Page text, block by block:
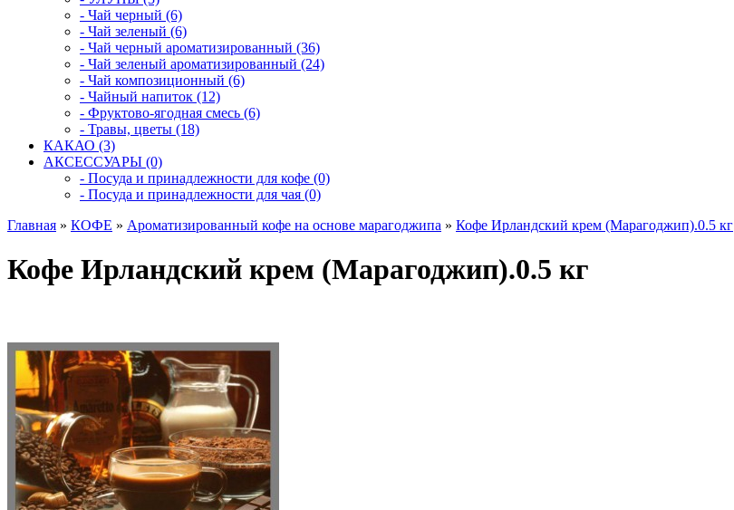
- Чай черный (6)
- Чай зеленый (6)
- Чай черный ароматизированный (36)
- Чай зеленый ароматизированный (24)
- Чай композиционный (6)
- Чайный напиток (12)
- Фруктово-ягодная смесь (6)
- Травы, цветы (18)
КАКАО (3)
АКСЕССУАРЫ (0)
- Посуда и принадлежности для кофе (0)
- Посуда и принадлежности для чая (0)
Главная » КОФЕ » Ароматизированный кофе на основе марагоджипа » Кофе Ирландский крем (Марагоджип).0.5 кг
Кофе Ирландский крем (Марагоджип).0.5 кг